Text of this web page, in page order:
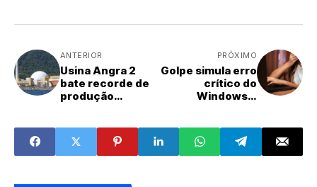
ANTERIOR
Usina Angra 2
bate recorde de
produção
PRÓXIMO
Golpe simula erro
crítico do
Windows e
computadores